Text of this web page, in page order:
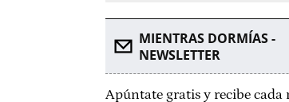
MIENTRAS DORMÍAS -
NEWSLETTER
Apúntate gratis y recibe cada